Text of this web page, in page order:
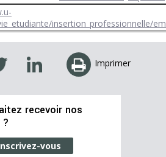
insertion_professionnelle/
Imprimer
recevoir nos
vous